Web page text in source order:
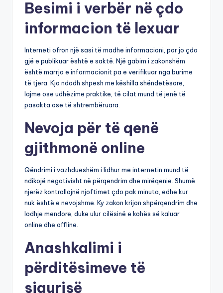
Besimi i verbër në çdo
informacion të lexuar
Interneti ofron një sasi të madhe informacioni, por jo çdo
gjë e publikuar është e saktë. Një gabim i zakonshëm
është marrja e informacionit pa e verifikuar nga burime
të tjera. Kjo ndodh shpesh me këshilla shëndetësore,
lajme ose udhëzime praktike, të cilat mund të jenë të
pasakta ose të shtrembëruara.
Nevoja për të qenë
gjithmonë online
Qëndrimi i vazhdueshëm i lidhur me internetin mund të
ndikojë negativisht në përqendrim dhe mirëqenie. Shumë
njerëz kontrollojnë njoftimet çdo pak minuta, edhe kur
nuk është e nevojshme. Ky zakon krijon shpërqendrim dhe
lodhje mendore, duke ulur cilësinë e kohës së kaluar
online dhe offline.
Anashkalimi i
përditësimeve të
sigurisë